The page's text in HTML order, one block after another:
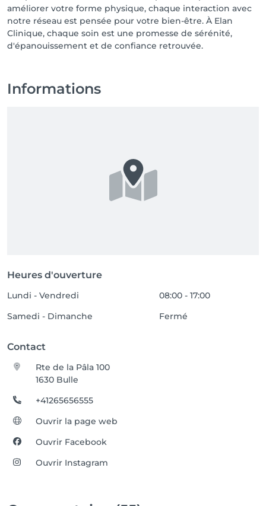
améliorer votre forme physique, chaque interaction avec
notre réseau est pensée pour votre bien-être. À Elan
Clinique, chaque soin est une promesse de sérénité,
d'épanouissement et de confiance retrouvée.
Informations
Heures d'ouverture
Lundi - Vendredi
08:00 - 17:00
Samedi - Dimanche
Fermé
Contact
Rte de la Pâla 100
1630 Bulle
+41265656555
Ouvrir la page web
Ouvrir Facebook
Ouvrir Instagram